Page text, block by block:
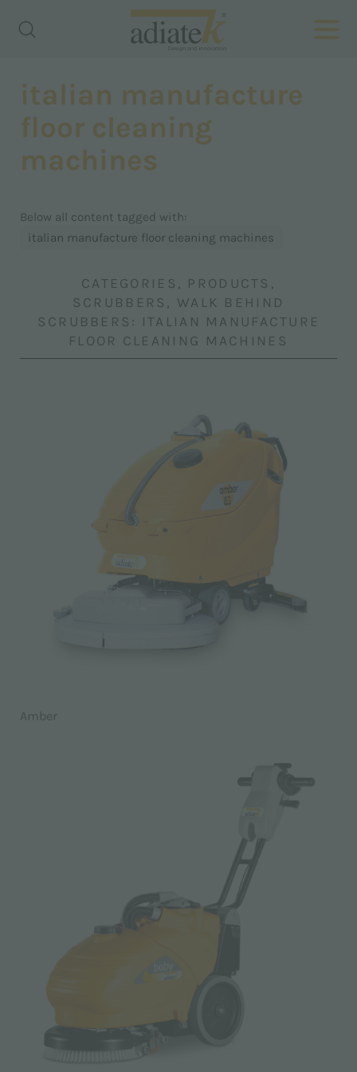
italian manufacture
floor cleaning
machines
Below all content tagged with:
italian manufacture floor cleaning machines
CATEGORIES, PRODUCTS,
SCRUBBERS, WALK BEHIND
SCRUBBERS: ITALIAN MANUFACTURE
FLOOR CLEANING MACHINES
Amber